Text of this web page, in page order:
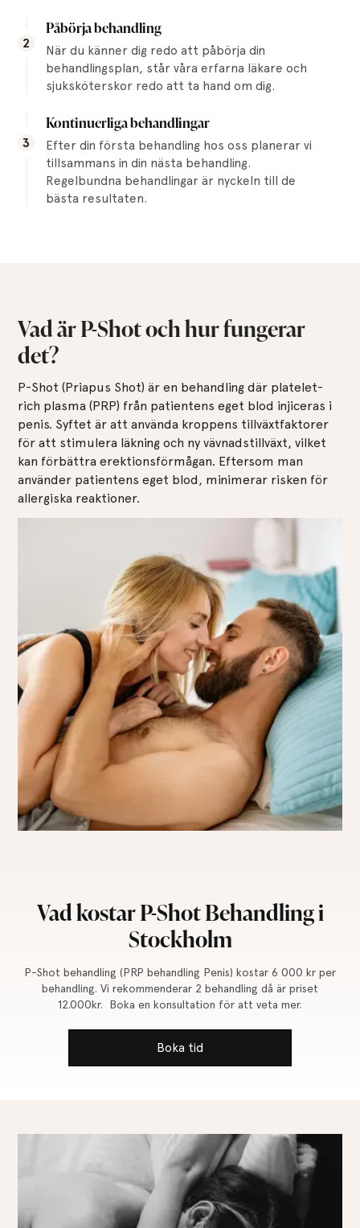
2
Påbörja behandling
När du känner dig redo att påbörja din
behandlingsplan, står våra erfarna läkare och
sjuksköterskor redo att ta hand om dig.
3
Kontinuerliga behandlingar
Efter din första behandling hos oss planerar vi
tillsammans in din nästa behandling.
Regelbundna behandlingar är nyckeln till de
bästa resultaten.
Vad är P-Shot och hur fungerar
det?
P-Shot (Priapus Shot) är en behandling där platelet-
rich plasma (PRP) från patientens eget blod injiceras i
penis. Syftet är att använda kroppens tillväxtfaktorer
för att stimulera läkning och ny vävnadstillväxt, vilket
kan förbättra erektionsförmågan. Eftersom man
använder patientens eget blod, minimerar risken för
allergiska reaktioner.
Vad kostar P-Shot Behandling i
Stockholm
P-Shot behandling (PRP behandling Penis) kostar 6 000 kr per
behandling. Vi rekommenderar 2 behandling då är priset
12.000kr. Boka en konsultation för att veta mer.
Boka tid